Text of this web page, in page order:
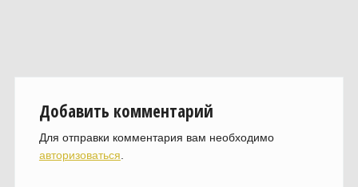
Добавить комментарий
Для отправки комментария вам необходимо
авторизоваться